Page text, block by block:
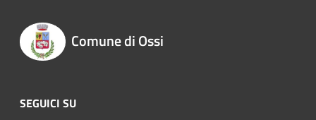
Comune di Ossi
SEGUICI SU